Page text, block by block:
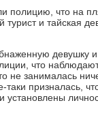
полицию, что на
и тайская
девушку
что
не занималась
призналась,